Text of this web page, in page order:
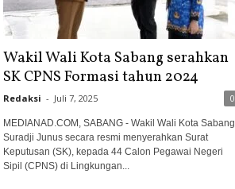
Wakil Wali Kota Sabang serahkan
SK CPNS Formasi tahun 2024
Redaksi - Juli 7, 2025 0
MEDIANAD.COM, SABANG - Wakil Wali Kota Sabang
Suradji Junus secara resmi menyerahkan Surat
Keputusan (SK), kepada 44 Calon Pegawai Negeri
Sipil (CPNS) di Lingkungan...